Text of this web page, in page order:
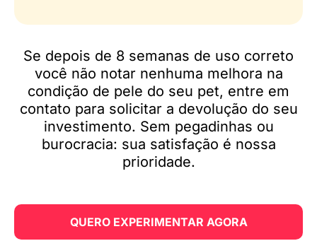
Se depois de 8 semanas de uso correto
você não notar nenhuma melhora na
condição de pele do seu pet, entre em
contato para solicitar a devolução do seu
investimento. Sem pegadinhas ou
burocracia: sua satisfação é nossa
prioridade.
QUERO EXPERIMENTAR AGORA